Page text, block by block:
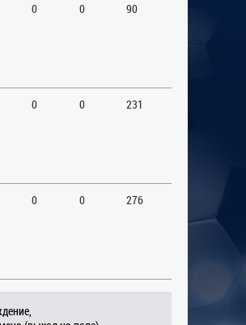
0 0 90
0 0 231
0 0 276